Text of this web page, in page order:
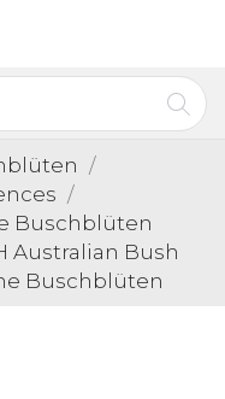
Buschblüten
Australian Bush
Buschblüten